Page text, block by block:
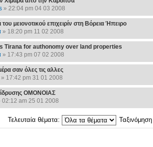
» 22:04 pm 04 03 2008
μειονοτικού επιχειρίν στη Βόρεια Ήπειρο
» 18:20 pm 11 02 2008
Tirana for authonomy over land properties
» 17:43 pm 07 02 2008
σαν όλες τις αλλες
17:42 pm 31 01 2008
ίδρυσης ΟΜΟΝΟΙΑΣ
02:12 am 25 01 2008
Τελευταία θέματα: